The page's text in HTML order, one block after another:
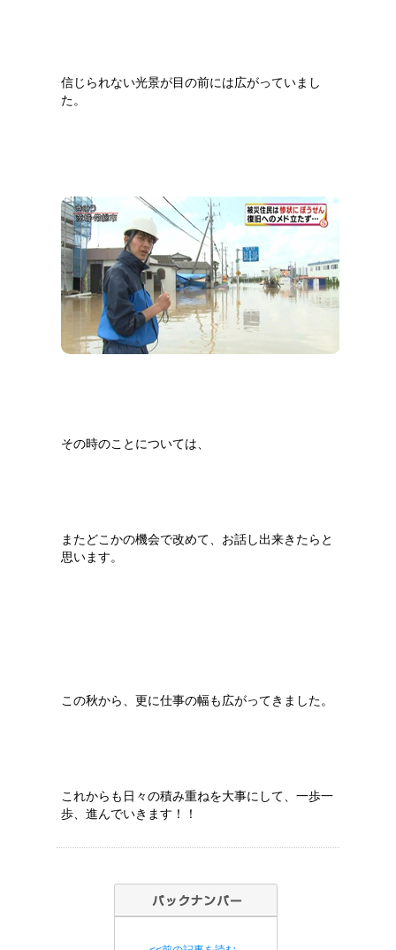
信じられない光景が目の前には広がっていまし
た。
その時のことについては、
またどこかの機会で改めて、お話し出来きたらと
思います。
この秋から、更に仕事の幅も広がってきました。
これからも日々の積み重ねを大事にして、一歩一
歩、進んでいきます！！